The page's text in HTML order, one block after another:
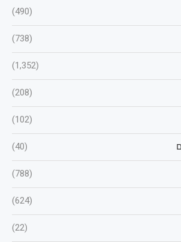
(490)
(738)
(1,352)
(208)
(102)
(40)
(788)
(624)
(22)